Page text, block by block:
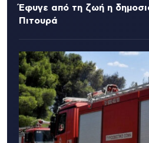
Έφυγε από τη ζωή η
Πιτουρά